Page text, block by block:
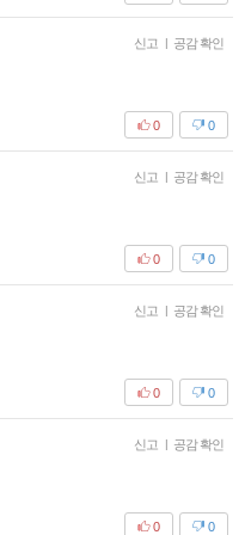
신고 | 공감 확인
0
0
신고 | 공감 확인
0
0
신고 | 공감 확인
0
0
신고 | 공감 확인
0
0